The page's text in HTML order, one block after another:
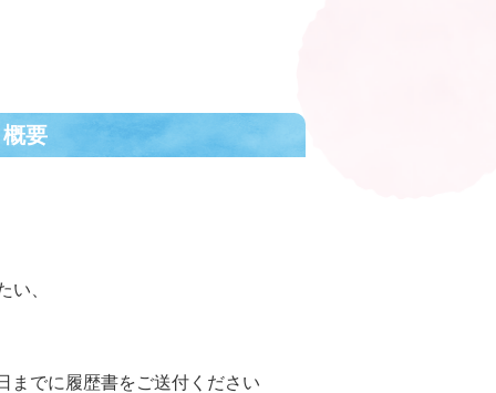
要
い、
までに履歴書をご送付ください